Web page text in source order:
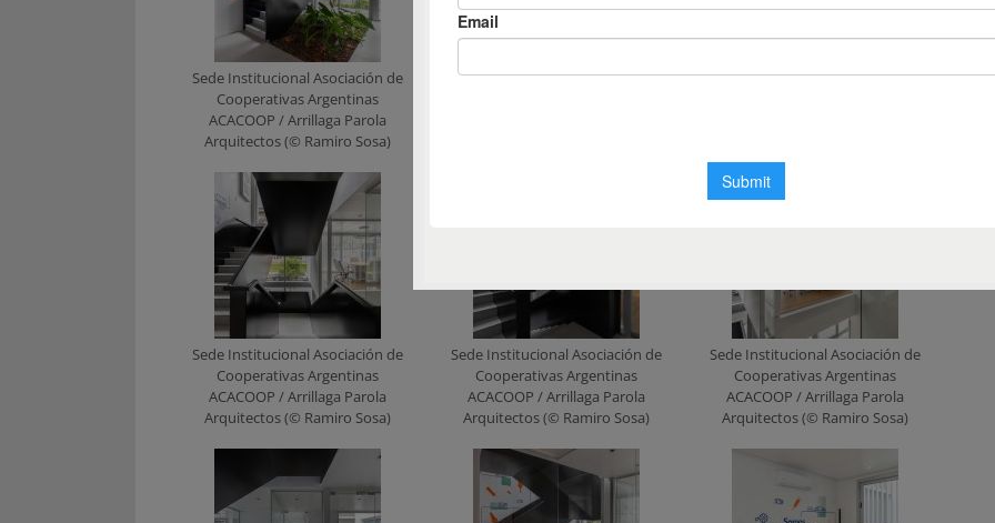
Sede Institucional Asociación de
Cooperativas Argentinas
ACACOOP / Arrillaga Parola
Arquitectos (© Ramiro Sosa)
Sede Institucional Asociación de
Sede Institucional Asociación de
Sede Institucional Asociación de
Cooperativas Argentinas
ACACOOP / Arrillaga Parola
Arquitectos (© Ramiro Sosa)
Sede Institucional Asociación de
Cooperativas Argentinas
ACACOOP / Arrillaga Parola
Arquitectos (© Ramiro Sosa)
Sede Institucional Asociación de
Cooperativas Argentinas
ACACOOP / Arrillaga Parola
Arquitectos (© Ramiro Sosa)